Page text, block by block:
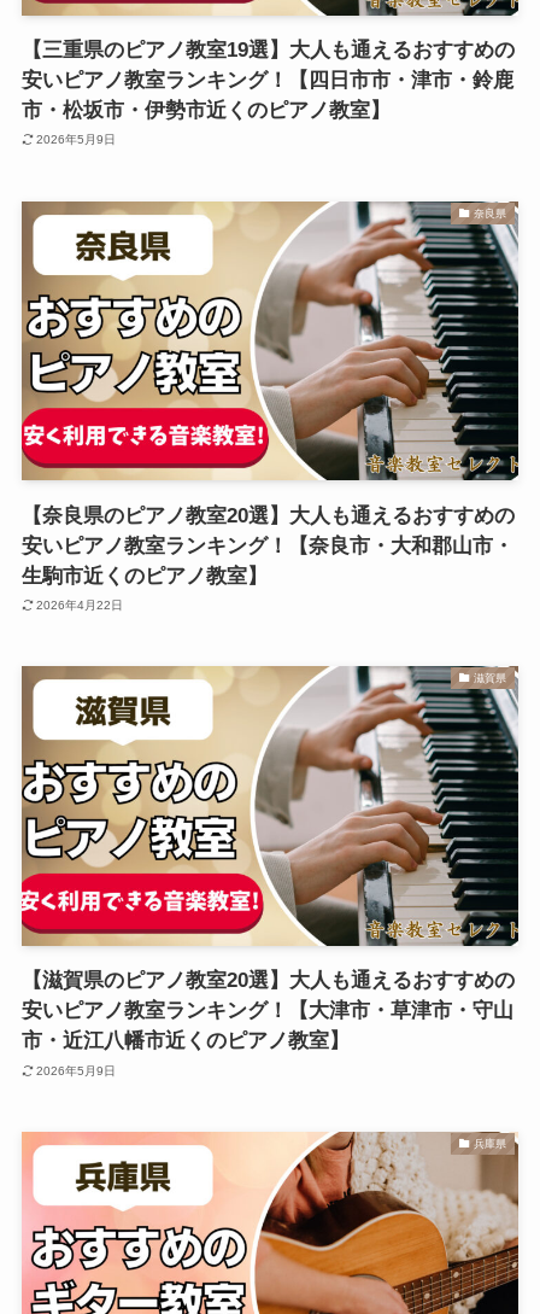
【三重県のピアノ教室19選】大人も通えるおすすめの
安いピアノ教室ランキング！【四日市市・津市・鈴鹿
市・松坂市・伊勢市近くのピアノ教室】
2026年5月9日
奈良県
【奈良県のピアノ教室20選】大人も通えるおすすめの
安いピアノ教室ランキング！【奈良市・大和郡山市・
生駒市近くのピアノ教室】
2026年4月22日
滋賀県
【滋賀県のピアノ教室20選】大人も通えるおすすめの
安いピアノ教室ランキング！【大津市・草津市・守山
市・近江八幡市近くのピアノ教室】
2026年5月9日
兵庫県